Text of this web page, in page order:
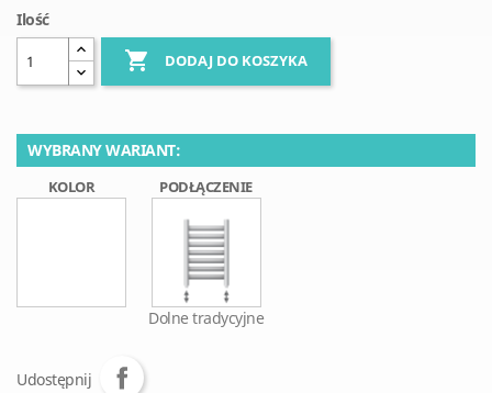
Ilość
 DODAJ DO KOSZYKA
WYBRANY WARIANT:
KOLOR PODŁĄCZENIE
Dolne tradycyjne
Udostępnij